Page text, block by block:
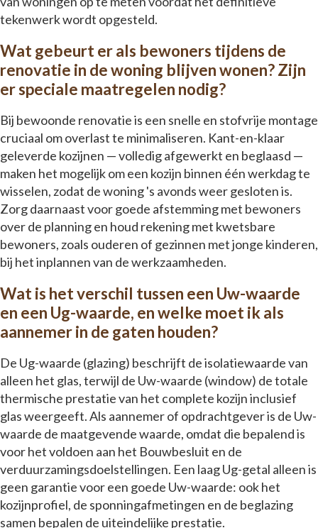
tekenwerk wordt opgesteld.
Wat gebeurt er als bewoners tijdens de
renovatie in de woning blijven wonen? Zijn
er speciale maatregelen nodig?
Bij bewoonde renovatie is een snelle en stofvrije montage
cruciaal om overlast te minimaliseren. Kant-en-klaar
geleverde kozijnen — volledig afgewerkt en beglaasd —
maken het mogelijk om een kozijn binnen één werkdag te
wisselen, zodat de woning 's avonds weer gesloten is.
Zorg daarnaast voor goede afstemming met bewoners
over de planning en houd rekening met kwetsbare
bewoners, zoals ouderen of gezinnen met jonge kinderen,
bij het inplannen van de werkzaamheden.
Wat is het verschil tussen een Uw-waarde
en een Ug-waarde, en welke moet ik als
aannemer in de gaten houden?
De Ug-waarde (glazing) beschrijft de isolatiewaarde van
alleen het glas, terwijl de Uw-waarde (window) de totale
thermische prestatie van het complete kozijn inclusief
glas weergeeft. Als aannemer of opdrachtgever is de Uw-
waarde de maatgevende waarde, omdat die bepalend is
voor het voldoen aan het Bouwbesluit en de
verduurzamingsdoelstellingen. Een laag Ug-getal alleen is
geen garantie voor een goede Uw-waarde: ook het
kozijnprofiel, de sponningafmetingen en de beglazing
samen bepalen de uiteindelijke prestatie.